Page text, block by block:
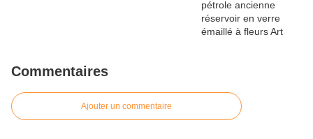
Commentaires
Ajouter un commentaire